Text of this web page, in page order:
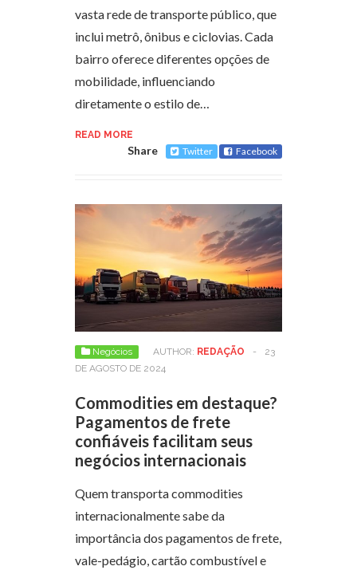
vasta rede de transporte público, que
inclui metrô, ônibus e ciclovias. Cada
bairro oferece diferentes opções de
mobilidade, influenciando
diretamente o estilo de…
READ MORE
Share Twitter Facebook
Negócios AUTHOR: REDAÇÃO -
23
DE AGOSTO DE 2024
Commodities em destaque?
Pagamentos de frete
confiáveis facilitam seus
negócios internacionais
Quem transporta commodities
internacionalmente sabe da
importância dos pagamentos de frete,
vale-pedágio, cartão combustível e